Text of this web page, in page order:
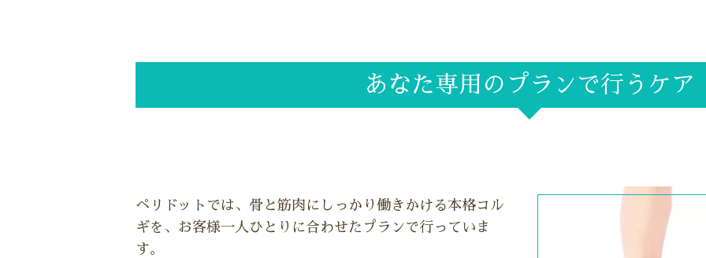
あなた専用のプランで行うケア
ペリドットでは、骨と筋肉にしっかり働きかける本格コル
ギを、お客様一人ひとりに合わせたプランで行っていま
す。